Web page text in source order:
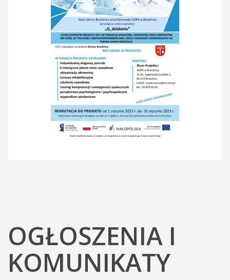
OGŁOSZENIA I
KOMUNIKATY